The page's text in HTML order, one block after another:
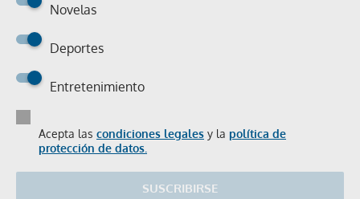
Novelas
Deportes
Entretenimiento
Acepta las condiciones legales y la política de
protección de datos.
SUSCRIBIRSE